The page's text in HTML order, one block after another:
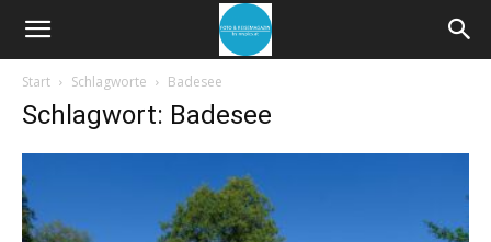
Start Schlagworte Badesee
Schlagwort: Badesee